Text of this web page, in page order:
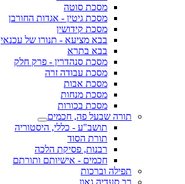
מסכת סוטה
מסכת גיטין - אגדות החורבן
מסכת קידושין
בבא מציעא - תנורו של עכנאי
בבא בתרא
מסכת סנהדרין - פרק חלק
מסכת עבודה זרה
מסכת אבות
מסכת מנחות
מסכת בכורות
תורה שבעל פה, חכמים
תושב"ע - כללי, היסטוריה
תורת הסוד
רבנות, פסיקת הלכה
חכמים - אישיותם ותורתם
תפילה וברכות
רב סעדיה גאון